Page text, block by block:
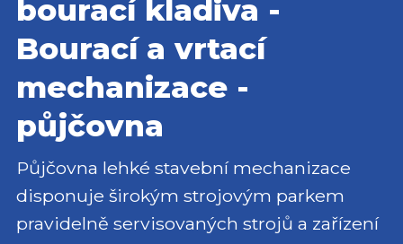
bourací kladiva -
Bourací a vrtací
mechanizace -
půjčovna
Půjčovna lehké stavební mechanizace
disponuje širokým strojovým parkem
pravidelně servisovaných strojů a zařízení